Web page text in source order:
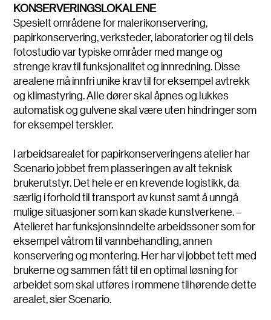
KONSERVERINGSLOKALENE
Spesielt områdene for malerikonservering,
papirkonservering, verksteder, laboratorier og til dels
fotostudio var typiske områder med mange og
strenge krav til funksjonalitet og innredning. Disse
arealene må innfri unike krav til for eksempel avtrekk
og klimastyring. Alle dører skal åpnes og lukkes
automatisk og gulvene skal være uten hindringer som
for eksempel terskler.
I arbeidsarealet for papirkonserveringens atelier har
Scenario jobbet frem plasseringen av alt teknisk
brukerutstyr. Det hele er en krevende logistikk, da
særlig i forhold til transport av kunst samt å unngå
mulige situasjoner som kan skade kunstverkene. –
Atelieret har funksjonsinndelte arbeidssoner som for
eksempel våtrom til vannbehandling, annen
konservering og montering. Her har vi jobbet tett med
brukerne og sammen fått til en optimal løsning for
arbeidet som skal utføres i rommene tilhørende dette
arealet, sier Scenario.